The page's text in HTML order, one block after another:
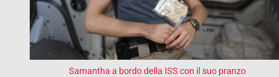
Samantha a bordo della ISS con il suo pranzo